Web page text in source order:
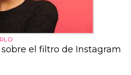
el filtro de Instagram